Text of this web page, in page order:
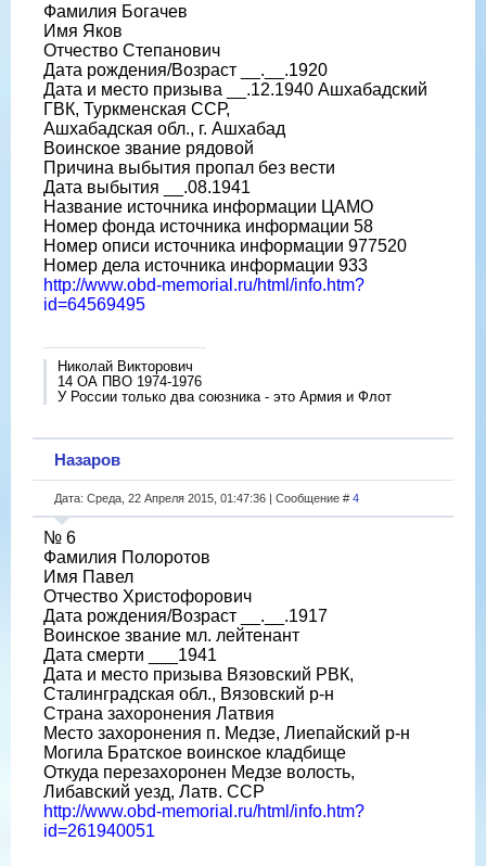
Фамилия Богачев
Имя Яков
Отчество Степанович
Дата рождения/Возраст __.__.1920
Дата и место призыва __.12.1940 Ашхабадский
ГВК, Туркменская ССР,
Ашхабадская обл., г. Ашхабад
Воинское звание рядовой
Причина выбытия пропал без вести
Дата выбытия __.08.1941
Название источника информации ЦАМО
Номер фонда источника информации 58
Номер описи источника информации 977520
Номер дела источника информации 933
http://www.obd-memorial.ru/html/info.htm?
id=64569495
Николай Викторович
14 ОА ПВО 1974-1976
У России только два союзника - это Армия и Флот
Назаров
Дата: Среда, 22 Апреля 2015, 01:47:36 | Сообщение # 4
№ 6
Фамилия Полоротов
Имя Павел
Отчество Христофорович
Дата рождения/Возраст __.__.1917
Воинское звание мл. лейтенант
Дата смерти ___1941
Дата и место призыва Вязовский РВК,
Сталинградская обл., Вязовский р-н
Страна захоронения Латвия
Место захоронения п. Медзе, Лиепайский р-н
Могила Братское воинское кладбище
Откуда перезахоронен Медзе волость,
Либавский уезд, Латв. ССР
http://www.obd-memorial.ru/html/info.htm?
id=261940051